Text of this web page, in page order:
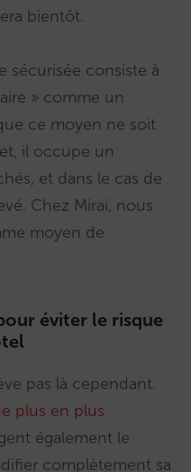
bientôt.
sécurisée consiste à
» comme un
ce moyen ne soit
il occupe un
et dans le cas de
Chez Mirai, nous
moyen de
éviter le risque
pas là cependant.
plus en plus
également le
complètement sa